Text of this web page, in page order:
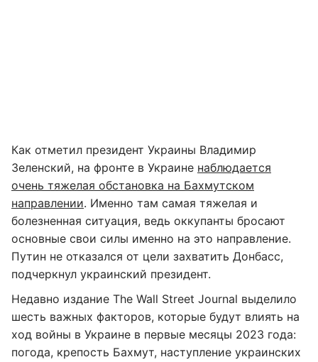
Как отметил президент Украины Владимир
Зеленский, на фронте в Украине наблюдается
очень тяжелая обстановка на Бахмутском
направлении. Именно там самая тяжелая и
болезненная ситуация, ведь оккупанты бросают
основные свои силы именно на это направление.
Путин не отказался от цели захватить Донбасс,
подчеркнул украинский президент.
Недавно издание The Wall Street Journal выделило
шесть важных факторов, которые будут влиять на
ход войны в Украине в первые месяцы 2023 года:
погода, крепость Бахмут, наступление украинских